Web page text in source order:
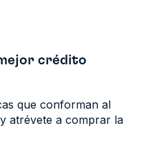
crédito
que conforman al
atrévete a comprar la